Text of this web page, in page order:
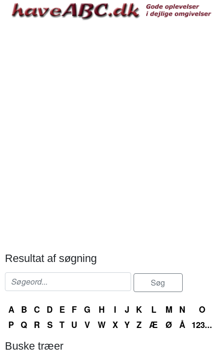
Resultat af søgning
A B C D E F G H I J K L M N
O
P Q R S T U V W X Y Z Æ Ø Å 123...
Buske træer